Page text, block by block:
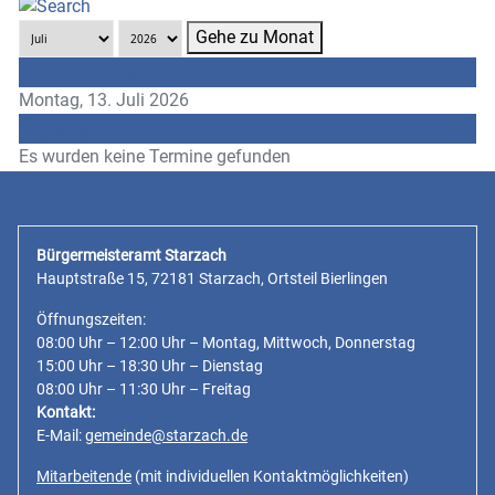
Gehe zu Monat
Montag, 13. Juli 2026
Es wurden keine Termine gefunden
Bürgermeisteramt Starzach
Hauptstraße 15, 72181 Starzach, Ortsteil Bierlingen
Öffnungszeiten:
08:00 Uhr – 12:00 Uhr – Montag, Mittwoch, Donnerstag
15:00 Uhr – 18:30 Uhr – Dienstag
08:00 Uhr – 11:30 Uhr – Freitag
Kontakt:
E-Mail:gemeinde@starzach.de
Mitarbeitende (mit individuellen Kontaktmöglichkeiten)